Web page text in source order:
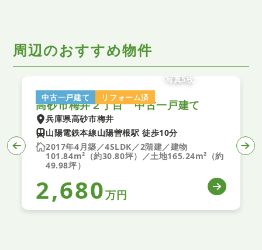
周辺のおすすめ物件
中古一戸建て リフォーム済
写真5枚
高砂市梅井２丁目 中古一戸建て
兵庫県高砂市梅井
山陽電鉄本線山陽曽根駅 徒歩10分
2017年4月築／4SLDK／2階建／建物
101.84m²（約30.80坪）／土地165.24m²（約
49.98坪）
2,680万円